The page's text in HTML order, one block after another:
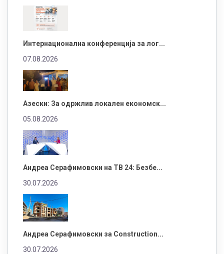
Интернационална конференција за лог...
07.08.2026
Азески: За одржлив локален економск...
05.08.2026
Андреа Серафимовски на ТВ 24: Безбе...
30.07.2026
Андреа Серафимовски за Construction...
30.07.2026